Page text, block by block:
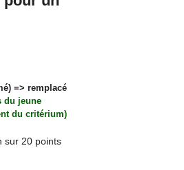
=> remplacé
du jeune
du critérium)
sur 20 points